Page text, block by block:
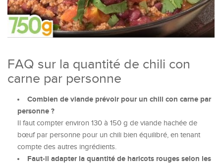
FAQ sur la quantité de chili con
carne par personne
Combien de viande prévoir pour un chili con carne par
personne ?
Il faut compter environ 130 à 150 g de viande hachée de
bœuf par personne pour un chili bien équilibré, en tenant
compte des autres ingrédients.
Faut-il adapter la quantité de haricots rouges selon les